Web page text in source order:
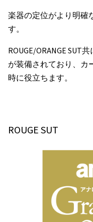
楽器の定位がより明確
す。
ROUGE/ORANGE SUT
が装備されており、カ
時に役立ちます。
ROUGE SUT